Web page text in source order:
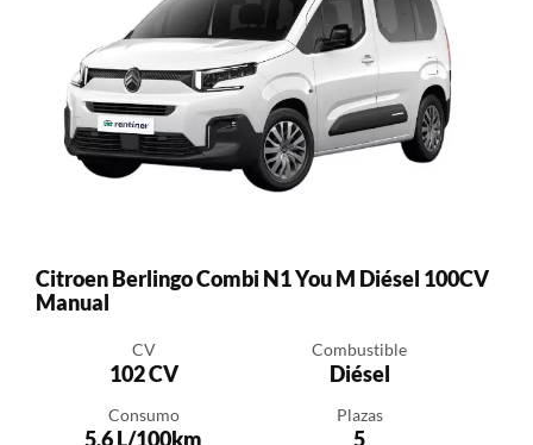
Citroen Berlingo Combi N1 You M Diésel 100CV
Manual
CV
102 CV
Combustible
Diésel
Consumo
5.6 L/100km
Plazas
5